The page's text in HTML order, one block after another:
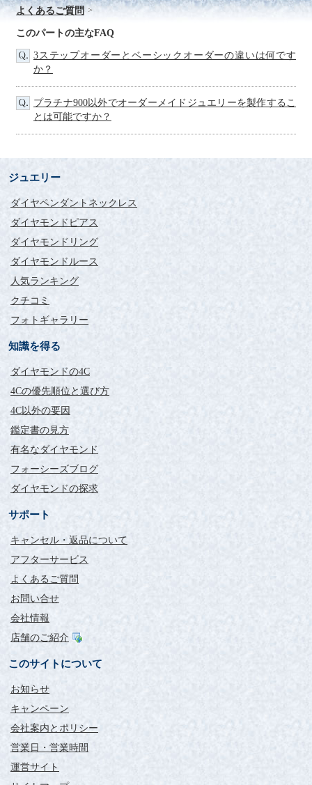
長野県 MH様
先日お邪魔しました長野県のHです。
嬉しく思います。
太陽光で見た時の輝き方に感動しました。
色んな縁あって出会えた指輪ですので、今後大事にしていきた
いと思います。
実際に出来上がった商品の
評価：
福岡県 MF様
昨日待ちに待った婚約指輪が届きました。
完成品の仕上がりが素晴らしく非常に満足しています。
他の方も書かれていますが、画像で見るより実際に出来上がっ
オーダーメイドいただいた商品に掲載されている実際の写真も
が私の考えは間違っていませんでした。
特に綺麗に留められた爪留めの繊細さは他の店舗にはない長所
自信を持ってお勧めできる婚約指輪の店舗です。
彼女から非常に喜ばれまし
評価：
神奈川県 ET様
彼女から非常に喜ばれました。
また彼女に見せてもらいます。
大満足です。
早い対応をありがとうございました。
よくあるご質問
このパートの主なFAQ
3ステップオーダーとベーシックオーダーの違いは何です
か？
プラチナ900以外でオーダーメイドジュエリーを製作するこ
とは可能ですか？
ジュエリー
ダイヤペンダントネックレス
ダイヤモンドピアス
ダイヤモンドリング
ダイヤモンドルース
人気ランキング
クチコミ
フォトギャラリー
知識を得る
ダイヤモンドの4C
4Cの優先順位と選び方
4C以外の要因
鑑定書の見方
有名なダイヤモンド
フォーシーズブログ
ダイヤモンドの探求
サポート
キャンセル・返品について
アフターサービス
よくあるご質問
お問い合せ
会社情報
店舗のご紹介
このサイトについて
お知らせ
キャンペーン
会社案内とポリシー
営業日・営業時間
運営サイト